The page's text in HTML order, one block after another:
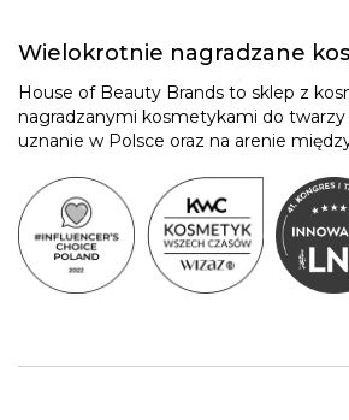
Wielokrotnie nagradzane
House of Beauty Brands to sklep z
nagradzanymi kosmetykami do twarzy
uznanie w Polsce oraz na arenie